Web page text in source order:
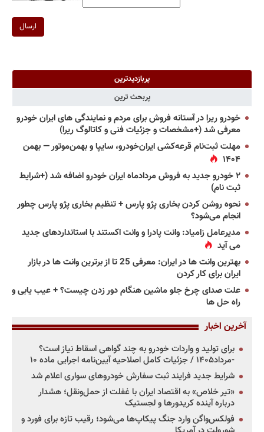
ارسال
پربازدیدترین
پربحث ترین
خودرو ریرا در آستانه فروش برای مردم و نمایندگی های ایران خودرو
معرفی شد (+مشخصات و جزئیات فنی و کاتالوگ ریرا)
مهلت ثبت‌نام قرعه‌کشی ایران‌خودرو، سایپا و بهمن‌موتور — بهمن
۱۴۰۴
۲ خودرو جدید به فروش مردادماه ایران خودرو اضافه شد (+شرایط
ثبت نام)
نحوه روشن کردن بخاری پژو پارس + تنظیم بخاری پژو پارس چطور
انجام می‌شود؟
مدیرعامل زامیاد: وانت پادرا و وانت اکستند با استانداردهای جدید
می آید
بهترین وانت ها در ایران: معرفی 25 تا از برترین وانت ها در بازار
ایران برای کار کردن
علت صدای چرخ جلو ماشین هنگام دور زدن چیست؟ + عیب یابی و
راه حل ها
آخرین اخبار
برای تولید و واردات خودرو به چند گواهی اسقاط نیاز است؟
-مرداد۱۴۰۵ / جزئیات کامل اصلاحیه آیین‌نامه اجرایی ماده ۱۰
شرایط جدید فرایند ثبت سفارش خودروهای سواری اعلام شد
«تیر خلاص» به اقتصاد ایران با غفلت از حمل‌ونقل؛ هشدار
درباره آینده کریدورها و لجستیک
فولکس‌واگن وارد جنگ پیکاپ‌ها می‌شود؛ رقیب تازه برای فورد و